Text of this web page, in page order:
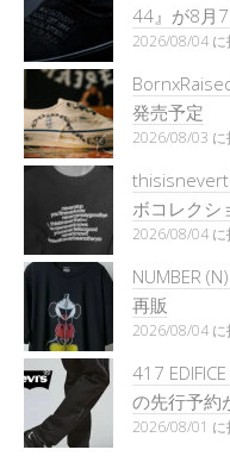
44』が8月
2026/08/04 に
発売予定
2026/08/03 に
ボコレクシ
2026/08/04 に
NUMBER
再販
2026/08/04 に
417
の先行予約
2026/08/01 に